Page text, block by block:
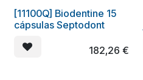
[11100Q] Biodentine 15
cápsulas Septodont
182,26 €